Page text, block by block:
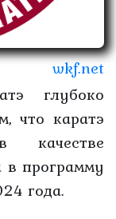
wkf.net
глубоко
что каратэ
в программу
года.